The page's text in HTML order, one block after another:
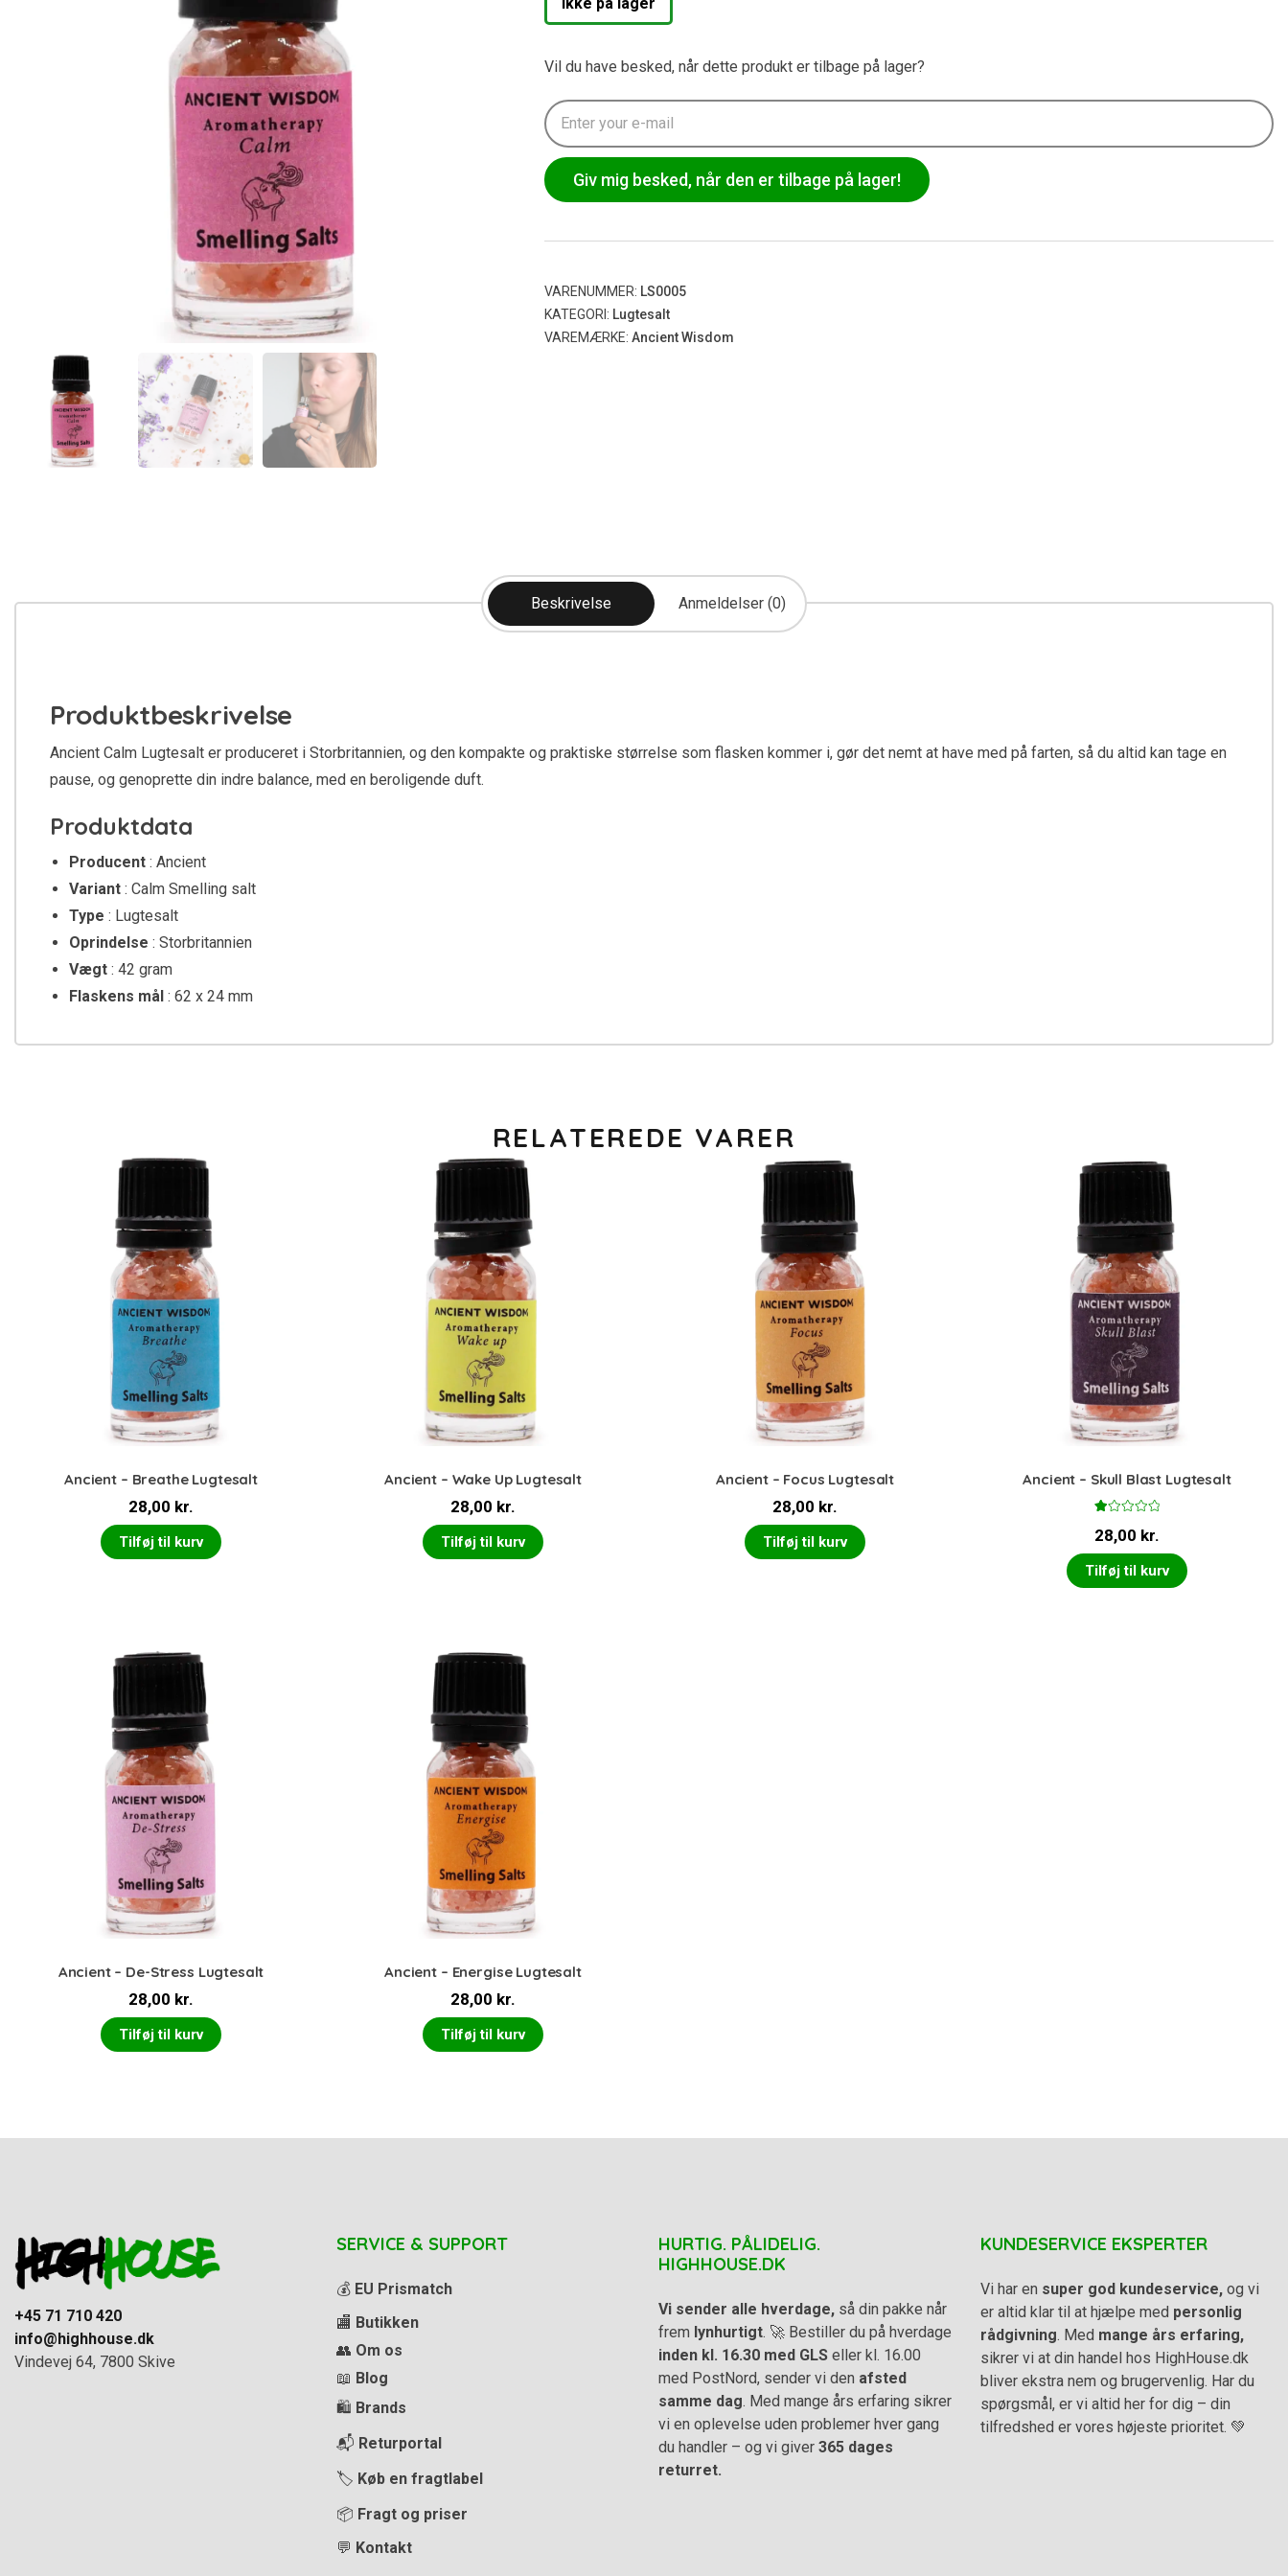
Vil du have besked, når dette produkt er tilbage på lager?
Giv mig besked, når den er tilbage på lager!
VARENUMMER: LS0005
KATEGORI: Lugtesalt
VAREMÆRKE: Ancient Wisdom
Beskrivelse Anmeldelser (0)
Produktbeskrivelse
Ancient Calm Lugtesalt er produceret i Storbritannien, og den kompakte og praktiske størrelse som flasken kommer i, gør det nemt at have med på farten, så du altid kan tage en
pause, og genoprette din indre balance, med en beroligende duft.
Produktdata
Producent : Ancient
Variant : Calm Smelling salt
Type : Lugtesalt
Oprindelse : Storbritannien
Vægt : 42 gram
Flaskens mål : 62 x 24 mm
RELATEREDE VARER
Ancient – Breathe Lugtesalt
28,00 kr.
Tilføj til kurv
Ancient – Wake Up Lugtesalt
28,00 kr.
Tilføj til kurv
Ancient – Focus Lugtesalt
28,00 kr.
Tilføj til kurv
Ancient – Skull Blast Lugtesalt
ur
d
er
et
1.
0
28,00 kr.
Tilføj til kurv
Ancient – De-Stress Lugtesalt
28,00 kr.
Tilføj til kurv
Ancient – Energise Lugtesalt
28,00 kr.
Tilføj til kurv
+45 71 710 420
info@highhouse.dk
Vindevej 64, 7800 Skive
SERVICE & SUPPORT
💰 EU Prismatch
🏬 Butikken
👥 Om os
📖 Blog
🛍️ Brands
📬 Returportal
🏷️ Køb en fragtlabel
📦 Fragt og priser
💬 Kontakt
HURTIG. PÅLIDELIG.
HIGHHOUSE.DK
Vi sender alle hverdage, så din pakke når
frem lynhurtigt . 🚀 Bestiller du på hverdage
inden kl. 16.30 med GLS eller kl. 16.00
med PostNord, sender vi den afsted
samme dag . Med mange års erfaring sikrer
vi en oplevelse uden problemer hver gang
du handler – og vi giver 365 dages
returret.
KUNDESERVICE EKSPERTER
Vi har en super god kundeservice, og vi
er altid klar til at hjælpe med personlig
rådgivning . Med mange års erfaring,
sikrer vi at din handel hos HighHouse.dk
bliver ekstra nem og brugervenlig. Har du
spørgsmål, er vi altid her for dig – din
tilfredshed er vores højeste prioritet. 💚